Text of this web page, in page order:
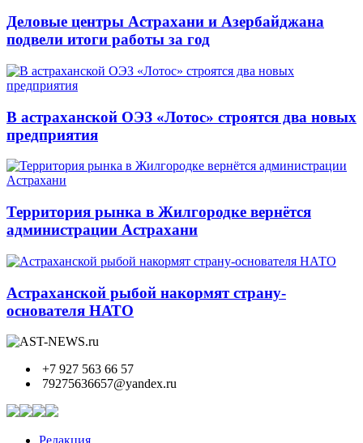
Деловые центры Астрахани и Азербайджана
подвели итоги работы за год
В астраханской ОЭЗ «Лотос» строятся два новых
предприятия
Территория рынка в Жилгородке вернётся
администрации Астрахани
Астраханской рыбой накормят страну-
основателя НАТО
+7 927 563 66 57
79275636657@yandex.ru